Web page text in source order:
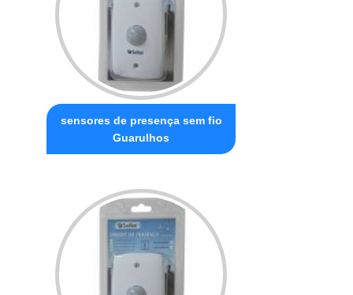
sensores de presença sem fio
Guarulhos